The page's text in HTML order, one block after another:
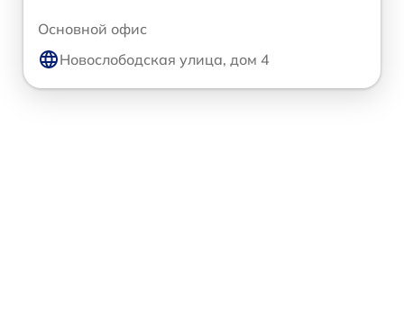
Основной офис
Новослободская улица, дом 4